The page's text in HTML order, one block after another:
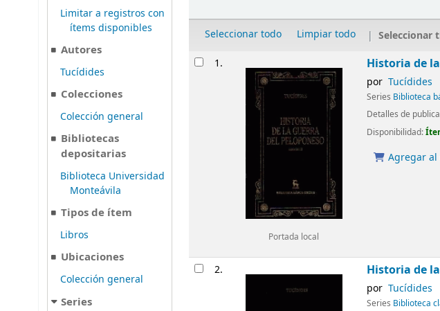
Limitar a registros con
ítems disponibles
Autores
Tucídides
Colecciones
Colección general
Bibliotecas
depositarias
Biblioteca Universidad
Monteávila
Tipos de ítem
Libros
Ubicaciones
Colección general
Series
Seleccionar todo Limpiar todo Seleccionar
Resultados
1.
Portada local
Historia de
por Tucídides
Series Biblioteca
Detalles de
Disponibilidad:
Agregar
2. Historia de
por Tucídides
Series Biblioteca